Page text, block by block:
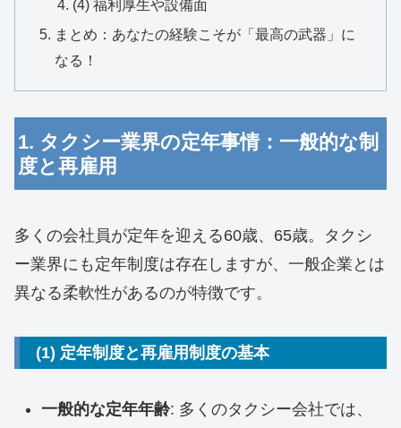
(4) 福利厚生や設備面
まとめ：あなたの経験こそが「最高の武器」に
なる！
1. タクシー業界の定年事情：一般的な制
度と再雇用
多くの会社員が定年を迎える60歳、65歳。タクシ
ー業界にも定年制度は存在しますが、一般企業とは
異なる柔軟性があるのが特徴です。
(1) 定年制度と再雇用制度の基本
一般的な定年年齢: 多くのタクシー会社では、